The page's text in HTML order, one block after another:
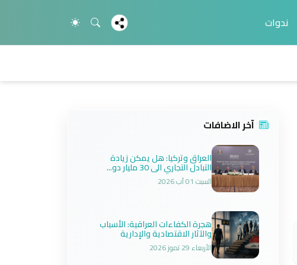
ندوات
آخر الاضافات
العراق وتركيا: هل يمكن زيادة
التبادل التجاري الى 30 مليار دو...
السبت 01 آب 2026
هجرة الكفاءات العراقية: الأسباب
والآثار الاقتصادية والإدارية
الأربعاء 29 تموز 2026